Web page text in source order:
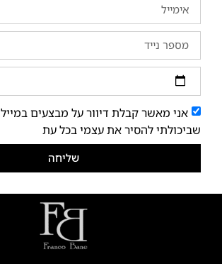
אני מאשר קבלת דיוור על מבצעים במייל
שביכולתי להסיר את עצמי בכל עת
שליחה